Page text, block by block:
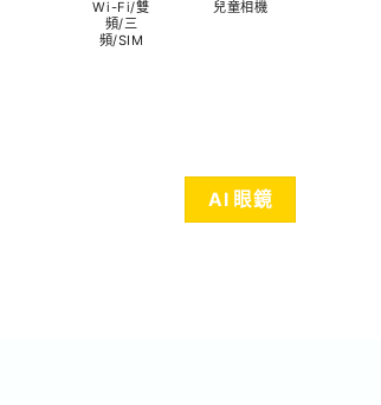
Wi-Fi/雙
頻/三
頻/SIM
兒童相機
AI 眼鏡